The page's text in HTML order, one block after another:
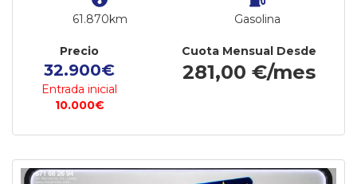
61.870km Gasolina
Precio
32.900€
Entrada inicial
10.000€
Cuota Mensual Desde
281,00 €/mes